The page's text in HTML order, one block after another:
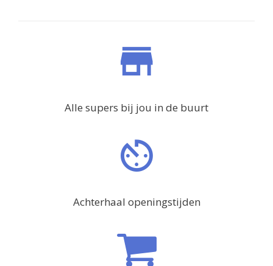
Alle supers bij jou in de buurt
Achterhaal openingstijden